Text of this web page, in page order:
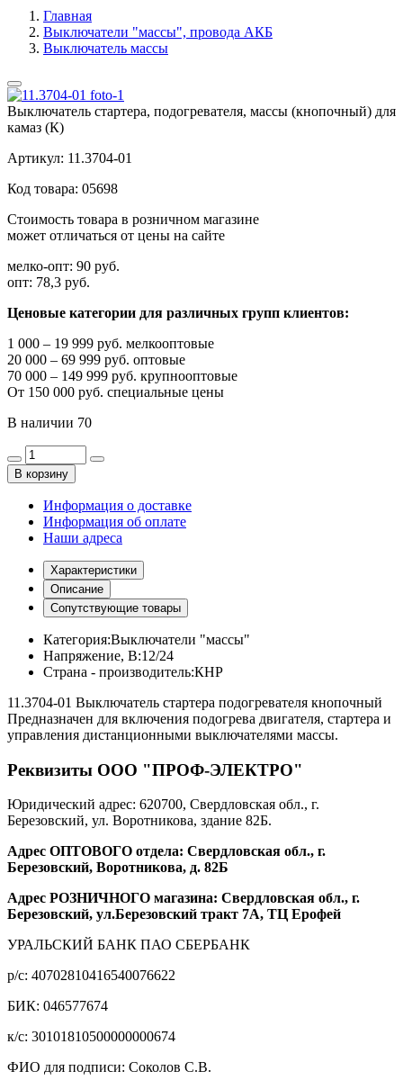
Главная
Выключатели "массы", провода АКБ
Выключатель массы
Выключатель стартера, подогревателя, массы (кнопочный) для
камаз (К)
Артикул: 11.3704-01
Код товара: 05698
Стоимость товара в розничном магазине
может отличаться от цены на сайте
мелко-опт: 90 руб.
опт: 78,3 руб.
Ценовые категории для различных групп клиентов:
1 000 – 19 999 руб. мелкооптовые
20 000 – 69 999 руб. оптовые
70 000 – 149 999 руб. крупнооптовые
От 150 000 руб. специальные цены
В наличии 70
В корзину
Информация о доставке
Информация об оплате
Наши адреса
Характеристики
Описание
Сопутствующие товары
Категория:Выключатели "массы"
Напряжение, В:12/24
Страна - производитель:КНР
11.3704-01 Выключатель стартера подогревателя кнопочный
Предназначен для включения подогрева двигателя, стартера и
управления дистанционными выключателями массы.
Реквизиты ООО "ПРОФ-ЭЛЕКТРО"
Юридический адрес: 620700, Свердловская обл., г.
Березовский, ул. Воротникова, здание 82Б.
Адрес ОПТОВОГО отдела: Свердловская обл., г.
Березовский, Воротникова, д. 82Б
Адрес РОЗНИЧНОГО магазина: Свердловская обл., г.
Березовский, ул.Березовский тракт 7А, ТЦ Ерофей
УРАЛЬСКИЙ БАНК ПАО СБЕРБАНК
р/c: 40702810416540076622
БИК: 046577674
к/c: 30101810500000000674
ФИО для подписи: Соколов С.В.